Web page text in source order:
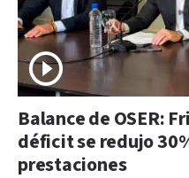
Balance de OSER:
déficit se redujo
prestaciones